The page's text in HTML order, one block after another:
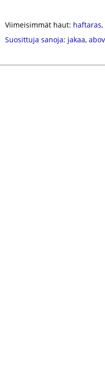
Viimeisimmät haut: haftaras,
Suosittuja sanoja: jakaa,